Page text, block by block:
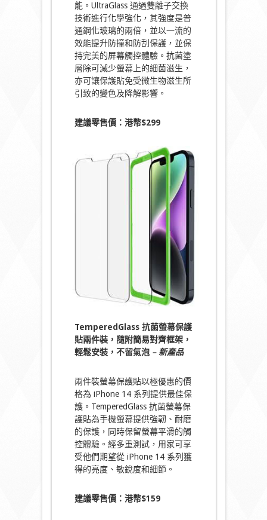
能。UltraGlass 通過雙離子交換
技術進行化學強化，其強度是普
通鋼化玻璃的兩倍，並以一流的
效能提升防撞和防刮保護，並保
持完美的屏幕觸控體驗。抗菌塗
層除可減少螢幕上的細菌滋生，
亦可讓保護貼免受微生物滋生所
引致的變色及降解影響。
建議零售價：港幣$299
TemperedGlass 抗菌螢幕保護
貼兩件裝，隨附簡易對齊框架，
輕鬆安裝，不留氣泡 – 新產品
兩件裝螢幕保護貼以極優惠的價
格為 iPhone 14 系列提供最佳保
護。TemperedGlass 抗菌螢幕保
護貼為手機螢幕提供強韌、耐磨
的保護，同時保留螢幕平滑的觸
控體驗。經多重測試，用家可享
受他們期望從 iPhone 14 系列獲
得的亮度、敏銳度和細節。
建議零售價：港幣$159